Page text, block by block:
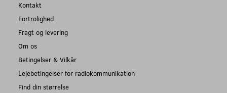
Kontakt
Fortrolighed
Fragt og levering
Om os
Betingelser & Vilkår
Lejebetingelser for radiokommunikation
Find din størrelse